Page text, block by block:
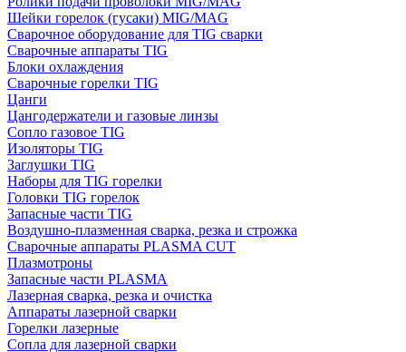
Шейки горелок (гусаки) MIG/MAG
Сварочное оборудование для TIG сварки
Сварочные аппараты TIG
Блоки охлаждения
Сварочные горелки TIG
Цанги
Цангодержатели и газовые линзы
Сопло газовое TIG
Изоляторы TIG
Заглушки TIG
Наборы для TIG горелки
Головки TIG горелок
Запасные части TIG
Воздушно-плазменная сварка, резка и строжка
Сварочные аппараты PLASMA CUT
Плазмотроны
Запасные части PLASMA
Лазерная сварка, резка и очистка
Аппараты лазерной сварки
Горелки лазерные
Сопла для лазерной сварки